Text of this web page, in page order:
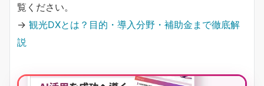
覧ください。
→ 観光DXとは？目的・導入分野・補助金まで徹底解
説